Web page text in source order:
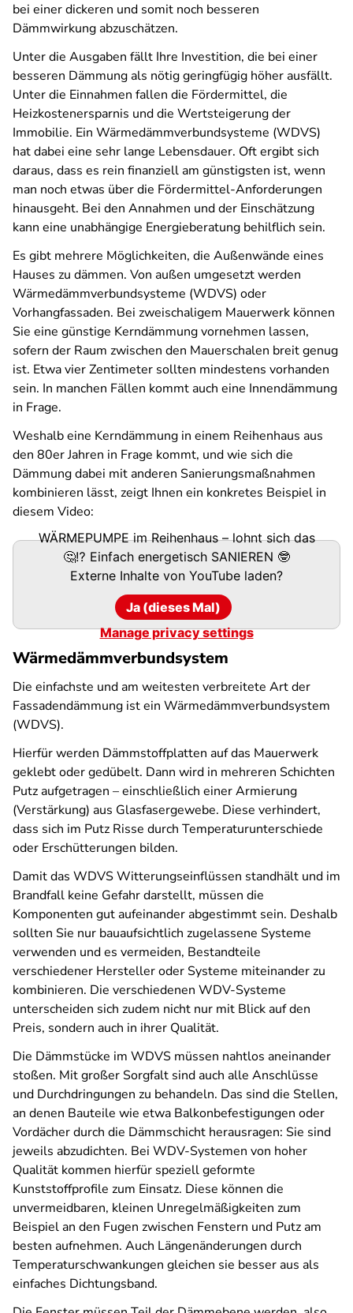
bei einer dickeren und somit noch besseren
Dämmwirkung abzuschätzen.
Unter die Ausgaben fällt Ihre Investition, die bei einer
besseren Dämmung als nötig geringfügig höher ausfällt.
Unter die Einnahmen fallen die Fördermittel, die
Heizkostenersparnis und die Wertsteigerung der
Immobilie. Ein Wärmedämmverbundsysteme (WDVS)
hat dabei eine sehr lange Lebensdauer. Oft ergibt sich
daraus, dass es rein finanziell am günstigsten ist, wenn
man noch etwas über die Fördermittel-Anforderungen
hinausgeht. Bei den Annahmen und der Einschätzung
kann eine unabhängige Energieberatung behilflich sein.
Es gibt mehrere Möglichkeiten, die Außenwände eines
Hauses zu dämmen. Von außen umgesetzt werden
Wärmedämmverbundsysteme (WDVS) oder
Vorhangfassaden. Bei zweischaligem Mauerwerk können
Sie eine günstige Kerndämmung vornehmen lassen,
sofern der Raum zwischen den Mauerschalen breit genug
ist. Etwa vier Zentimeter sollten mindestens vorhanden
sein. In manchen Fällen kommt auch eine Innendämmung
in Frage.
Weshalb eine Kerndämmung in einem Reihenhaus aus
den 80er Jahren in Frage kommt, und wie sich die
Dämmung dabei mit anderen Sanierungsmaßnahmen
kombinieren lässt, zeigt Ihnen ein konkretes Beispiel in
diesem Video:
WÄRMEPUMPE im Reihenhaus – lohnt sich das
🤔⁉️ Einfach energetisch SANIEREN 🤓
Externe Inhalte von YouTube laden?
Ja (dieses Mal)
Manage privacy settings
Wärmedämmverbundsystem
Die einfachste und am weitesten verbreitete Art der
Fassadendämmung ist ein Wärmedämmverbundsystem
(WDVS).
Hierfür werden Dämmstoffplatten auf das Mauerwerk
geklebt oder gedübelt. Dann wird in mehreren Schichten
Putz aufgetragen – einschließlich einer Armierung
(Verstärkung) aus Glasfasergewebe. Diese verhindert,
dass sich im Putz Risse durch Temperaturunterschiede
oder Erschütterungen bilden.
Damit das WDVS Witterungseinflüssen standhält und im
Brandfall keine Gefahr darstellt, müssen die
Komponenten gut aufeinander abgestimmt sein. Deshalb
sollten Sie nur bauaufsichtlich zugelassene Systeme
verwenden und es vermeiden, Bestandteile
verschiedener Hersteller oder Systeme miteinander zu
kombinieren. Die verschiedenen WDV-Systeme
unterscheiden sich zudem nicht nur mit Blick auf den
Preis, sondern auch in ihrer Qualität.
Die Dämmstücke im WDVS müssen nahtlos aneinander
stoßen. Mit großer Sorgfalt sind auch alle Anschlüsse
und Durchdringungen zu behandeln. Das sind die Stellen,
an denen Bauteile wie etwa Balkonbefestigungen oder
Vordächer durch die Dämmschicht herausragen: Sie sind
jeweils abzudichten. Bei WDV-Systemen von hoher
Qualität kommen hierfür speziell geformte
Kunststoffprofile zum Einsatz. Diese können die
unvermeidbaren, kleinen Unregelmäßigkeiten zum
Beispiel an den Fugen zwischen Fenstern und Putz am
besten aufnehmen. Auch Längenänderungen durch
Temperaturschwankungen gleichen sie besser aus als
einfaches Dichtungsband.